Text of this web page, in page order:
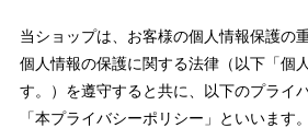
当ショップは、お客様の個人情報保護の
個人情報の保護に関する法律（以下「個
す。）を遵守すると共に、以下のプライ
「本プライバシーポリシー」といいます